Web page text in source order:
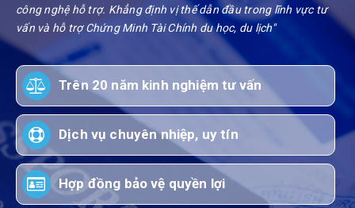
công nghệ hỗ trợ. Khẳng định vị thế dẫn đầu trong lĩnh vực tư
vấn và hỗ trợ Chứng Minh Tài Chính du học, du lịch"
Trên 20 năm kinh nghiệm tư vấn
Dịch vụ chuyên nhiệp, uy tín
Hợp đồng bảo vệ quyền lợi